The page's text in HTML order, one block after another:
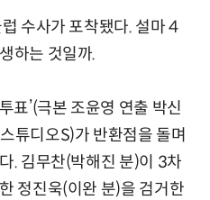
수사가 포착됐다. 설마 4
하는 것일까.
표’(극본 조윤영 연출 박신
튜디오S)가 반환점을 돌며
. 김무찬(박해진 분)이 3차
정진욱(이완 분)을 검거한